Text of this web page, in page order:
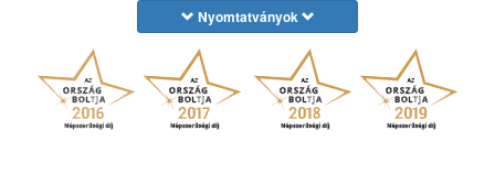
Nyomtatványok